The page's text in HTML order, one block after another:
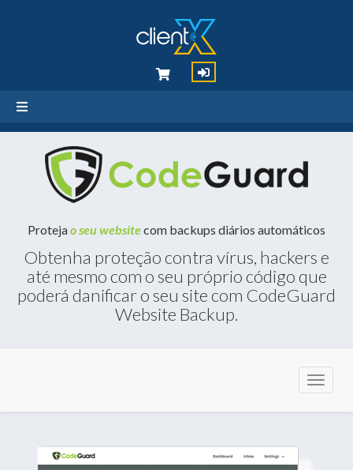
Protejao seu websitecom backups diários automáticos
Obtenha proteção contra vírus, hackers e
até mesmo com o seu próprio código que
poderá danificar o seu site com CodeGuard
Website Backup.